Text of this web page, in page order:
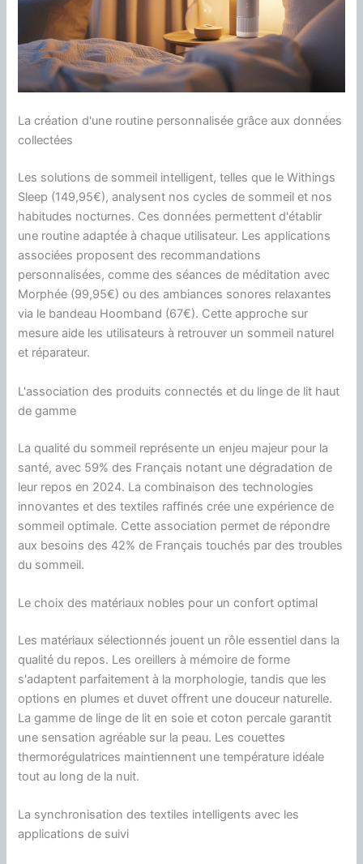
La création d'une routine personnalisée grâce aux données
collectées
Les solutions de sommeil intelligent, telles que le Withings
Sleep (149,95€), analysent nos cycles de sommeil et nos
habitudes nocturnes. Ces données permettent d'établir
une routine adaptée à chaque utilisateur. Les applications
associées proposent des recommandations
personnalisées, comme des séances de méditation avec
Morphée (99,95€) ou des ambiances sonores relaxantes
via le bandeau Hoomband (67€). Cette approche sur
mesure aide les utilisateurs à retrouver un sommeil naturel
et réparateur.
L'association des produits connectés et du linge de lit haut
de gamme
La qualité du sommeil représente un enjeu majeur pour la
santé, avec 59% des Français notant une dégradation de
leur repos en 2024. La combinaison des technologies
innovantes et des textiles raffinés crée une expérience de
sommeil optimale. Cette association permet de répondre
aux besoins des 42% de Français touchés par des troubles
du sommeil.
Le choix des matériaux nobles pour un confort optimal
Les matériaux sélectionnés jouent un rôle essentiel dans la
qualité du repos. Les oreillers à mémoire de forme
s'adaptent parfaitement à la morphologie, tandis que les
options en plumes et duvet offrent une douceur naturelle.
La gamme de linge de lit en soie et coton percale garantit
une sensation agréable sur la peau. Les couettes
thermorégulatrices maintiennent une température idéale
tout au long de la nuit.
La synchronisation des textiles intelligents avec les
applications de suivi